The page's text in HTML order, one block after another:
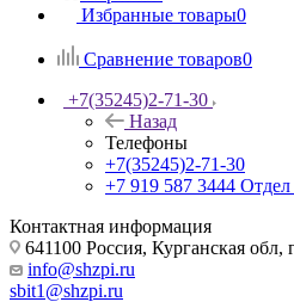
Избранные товары0
Сравнение товаров0
+7(35245)2-71-30
Назад
Телефоны
+7(35245)2-71-30
+7 919 587 3444
Контактная информация
641100 Россия, Курганская
info@shzpi.ru
sbit1@shzpi.ru